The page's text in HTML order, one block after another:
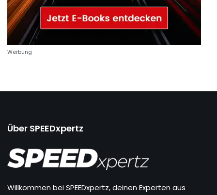
Werbung
Über SPEEDxpertz
Willkommen bei SPEEDxpertz, deinen Experten aus